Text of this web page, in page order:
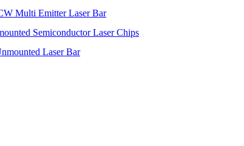
Multi Emitter Laser Bar
Semiconductor Laser Chips
Laser Bar